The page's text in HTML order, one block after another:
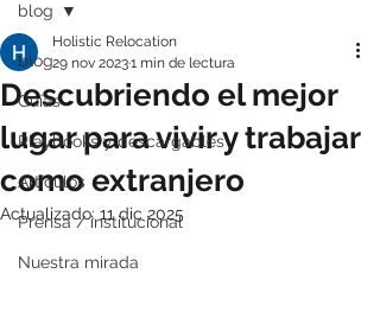
blog
Guías
Playbooks y descargables
Artículos
Prensa / institucional
Nuestra mirada
blog
Descubriendo el mejor
lugar para vivir y trabajar
como extranjero
Holistic Relocation
29 nov 20231 min de lectura
Actualizado: 11 dic 2025